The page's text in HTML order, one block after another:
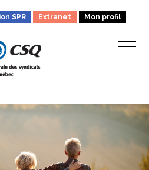
SPR Extranet Mon profil